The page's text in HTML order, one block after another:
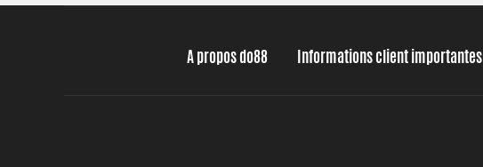
A propos do88 Informations client importantes